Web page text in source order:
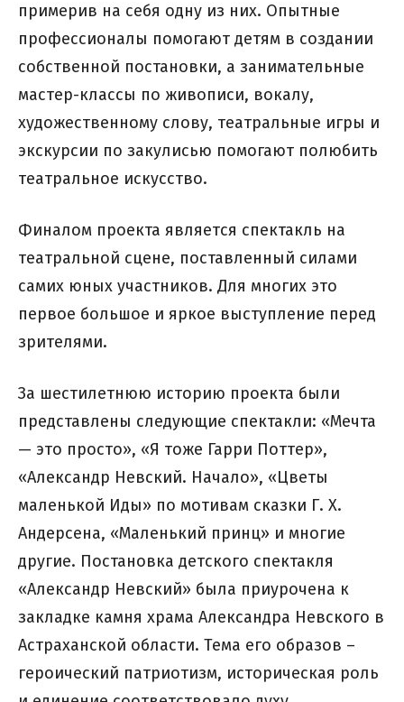
примерив на себя одну из них. Опытные
профессионалы помогают детям в создании
собственной постановки, а занимательные
мастер-классы по живописи, вокалу,
художественному слову, театральные игры и
экскурсии по закулисью помогают полюбить
театральное искусство.
Финалом проекта является спектакль на
театральной сцене, поставленный силами
самих юных участников. Для многих это
первое большое и яркое выступление перед
зрителями.
За шестилетнюю историю проекта были
представлены следующие спектакли: «Мечта
— это просто», «Я тоже Гарри Поттер»,
«Александр Невский. Начало», «Цветы
маленькой Иды» по мотивам сказки Г. Х.
Андерсена, «Маленький принц» и многие
другие. Постановка детского спектакля
«Александр Невский» была приурочена к
закладке камня храма Александра Невского в
Астраханской области. Тема его образов –
героический патриотизм, историческая роль